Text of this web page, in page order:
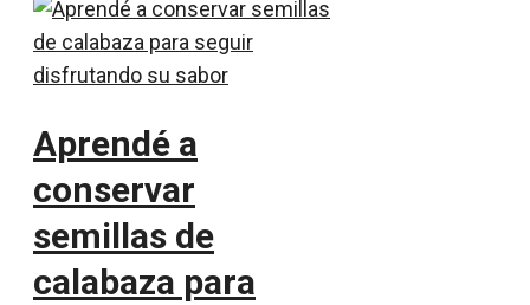
Aprendé a
conservar
semillas de
calabaza para